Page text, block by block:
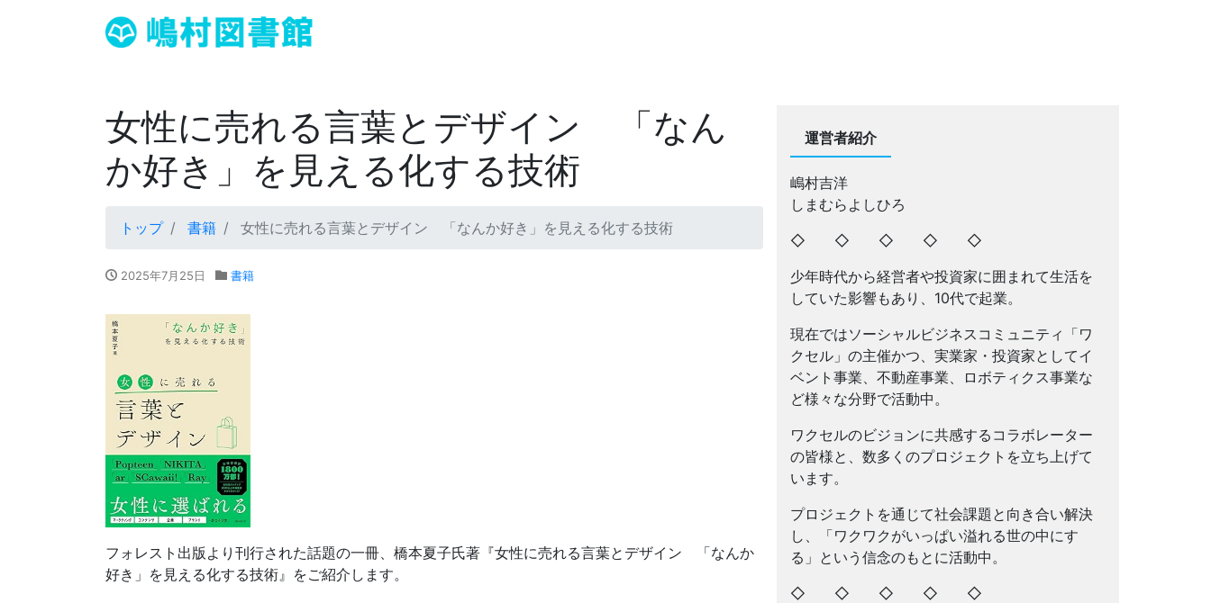
女性に売れる言葉とデザイン 「なん
か好き」を見える化する技術
トップ 書籍 女性に売れる言葉とデザイン 「なんか好き」を見える化する技術
2025年7月25日 書籍
フォレスト出版より刊行された話題の一冊、橋本夏子氏著『女性に売れる言葉とデザイン 「なんか
好き」を見える化する技術』をご紹介します。
運営者紹介
嶋村吉洋
しまむらよしひろ
◇ ◇ ◇ ◇ ◇
少年時代から経営者や投資家に囲まれて生活を
していた影響もあり、10代で起業。
現在ではソーシャルビジネスコミュニティ「ワ
クセル」の主催かつ、実業家・投資家としてイ
ベント事業、不動産事業、ロボティクス事業な
ど様々な分野で活動中。
ワクセルのビジョンに共感するコラボレーター
の皆様と、数多くのプロジェクトを立ち上げて
います。
プロジェクトを通じて社会課題と向き合い解決
し、「ワクワクがいっぱい溢れる世の中にす
る」という信念のもとに活動中。
◇ ◇ ◇ ◇ ◇